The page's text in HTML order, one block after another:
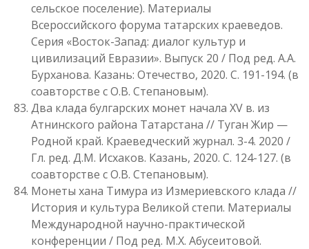
сельское поселение). Материалы
Всероссийского форума татарских краеведов.
Серия «Восток-Запад: диалог культур и
цивилизаций Евразии». Выпуск 20 / Под ред. А.А.
Бурханова. Казань: Отечество, 2020. С. 191-194. (в
соавторстве с О.В. Степановым).
Два клада булгарских монет начала XV в. из
Атнинского района Татарстана // Туган Жир —
Родной край. Краеведческий журнал. 3-4. 2020 /
Гл. ред. Д.М. Исхаков. Казань, 2020. С. 124-127. (в
соавторстве с О.В. Степановым).
Монеты хана Тимура из Измериевского клада //
История и культура Великой степи. Материалы
Международной научно-практической
конференции / Под ред. М.Х. Абусеитовой.